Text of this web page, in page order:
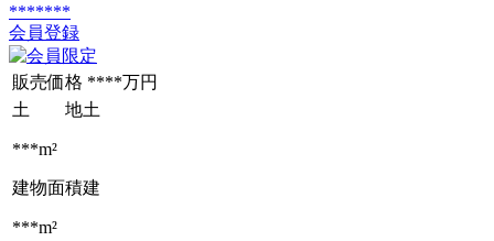
*******
会員登録
販売価格 ****万円
土 地土
***m²
建物面積建
***m²